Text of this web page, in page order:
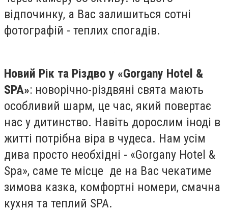
відпочинку, а Вас залишиться сотні
фотографій - теплих спогадів.
Новий Рік та Різдво у «Gorgany Hotel &
SPA»: новорічно-різдвяні свята мають
особливий шарм, це час, який повертає
нас у дитинство. Навіть дорослим іноді в
житті потрібна віра в чудеса. Нам усім
дива просто необхідні - «Gorgany Hotel &
Spa», саме те місце де на Вас чекатиме
зимова казка, комфортні номери, смачна
кухня та теплий SPA.